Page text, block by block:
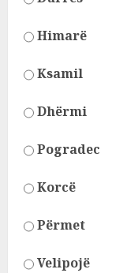
Himarë
Ksamil
Dhërmi
Pogradec
Korcë
Përmet
Velipojë